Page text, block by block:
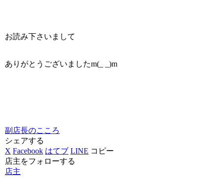
お読み下さいまして
ありがとうございましたm(_ _)m
副店長のこころ
シェアする
X Facebook はてブ LINE コピー
店主をフォローする
店主